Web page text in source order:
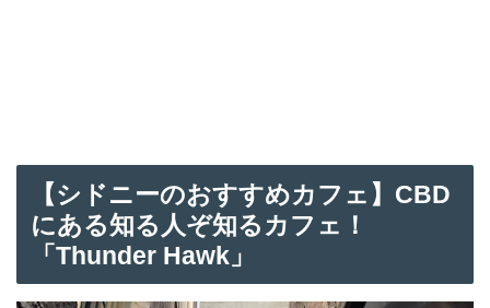
【シドニーのおすすめカフェ】CBD
にある知る人ぞ知るカフェ！
「Thunder Hawk」